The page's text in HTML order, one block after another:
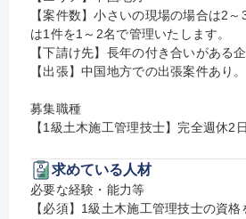
【案件数】小さいの現場の場合は2
は1件を1～2名で管理いたします。
【下請け先】長年の付き合いがあ
【出張】中国地方での出張案件あり
募集職種
【1級土木施工管理技士】完全週休
求めている人材
必要な経験・能力等
【必須】1級土木施工管理技士の資